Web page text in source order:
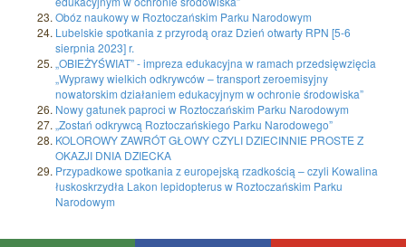
Obóz naukowy w Roztoczańskim Parku Narodowym
Lubelskie spotkania z przyrodą oraz Dzień otwarty RPN [5-6
sierpnia 2023] r.
„OBIEŻYŚWIAT” - impreza edukacyjna w ramach przedsięwzięcia
„Wyprawy wielkich odkrywców – transport zeroemisyjny
nowatorskim działaniem edukacyjnym w ochronie środowiska”
Nowy gatunek paproci w Roztoczańskim Parku Narodowym
„Zostań odkrywcą Roztoczańskiego Parku Narodowego”
KOLOROWY ZAWRÓT GŁOWY CZYLI DZIECINNIE PROSTE Z
OKAZJI DNIA DZIECKA
Przypadkowe spotkania z europejską rzadkością – czyli Kowalina
łuskoskrzydła Lakon lepidopterus w Roztoczańskim Parku
Narodowym